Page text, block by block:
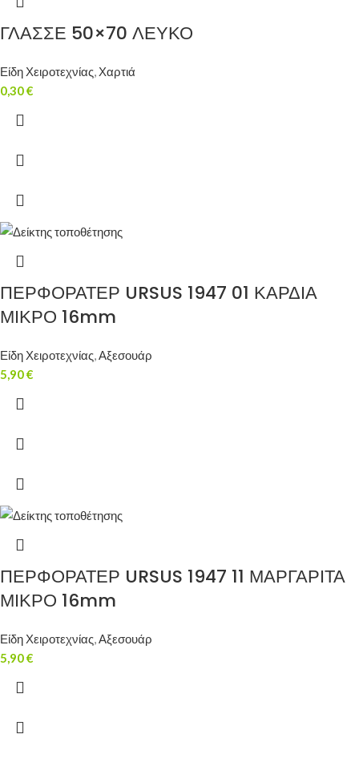
ΓΛΑΣΣΕ 50×70 ΛΕΥΚΟ
Είδη Χειροτεχνίας, Χαρτιά
0,30€
ΠΕΡΦΟΡΑΤΕΡ URSUS 1947 01 ΚΑΡΔΙΑ
ΜΙΚΡΟ 16mm
Είδη Χειροτεχνίας,Αξεσουάρ
5,90€
ΠΕΡΦΟΡΑΤΕΡ URSUS 1947 11 ΜΑΡΓΑΡΙΤΑ
ΜΙΚΡΟ 16mm
Είδη Χειροτεχνίας,Αξεσουάρ
5,90€